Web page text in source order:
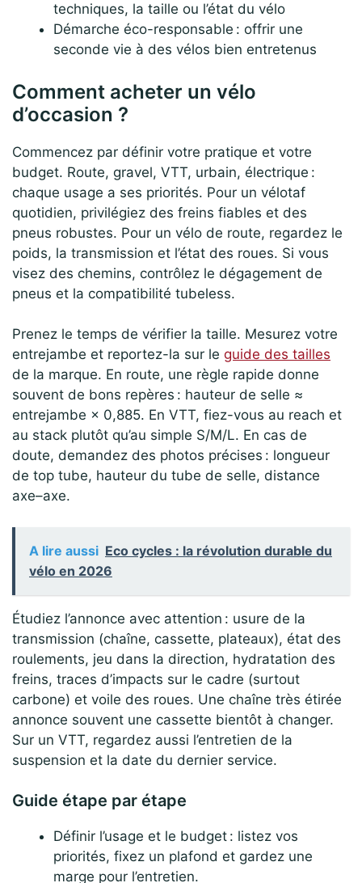
techniques, la taille ou l’état du vélo
Démarche éco-responsable : offrir une
seconde vie à des vélos bien entretenus
Comment acheter un vélo
d’occasion ?
Commencez par définir votre pratique et votre
budget. Route, gravel, VTT, urbain, électrique :
chaque usage a ses priorités. Pour un vélotaf
quotidien, privilégiez des freins fiables et des
pneus robustes. Pour un vélo de route, regardez le
poids, la transmission et l’état des roues. Si vous
visez des chemins, contrôlez le dégagement de
pneus et la compatibilité tubeless.
Prenez le temps de vérifier la taille. Mesurez votre
entrejambe et reportez-la sur le guide des tailles
de la marque. En route, une règle rapide donne
souvent de bons repères : hauteur de selle ≈
entrejambe × 0,885. En VTT, fiez-vous au reach et
au stack plutôt qu’au simple S/M/L. En cas de
doute, demandez des photos précises : longueur
de top tube, hauteur du tube de selle, distance
axe–axe.
A lire aussi Eco cycles : la révolution durable du
vélo en 2026
Étudiez l’annonce avec attention : usure de la
transmission (chaîne, cassette, plateaux), état des
roulements, jeu dans la direction, hydratation des
freins, traces d’impacts sur le cadre (surtout
carbone) et voile des roues. Une chaîne très étirée
annonce souvent une cassette bientôt à changer.
Sur un VTT, regardez aussi l’entretien de la
suspension et la date du dernier service.
Guide étape par étape
Définir l’usage et le budget : listez vos
priorités, fixez un plafond et gardez une
marge pour l’entretien.